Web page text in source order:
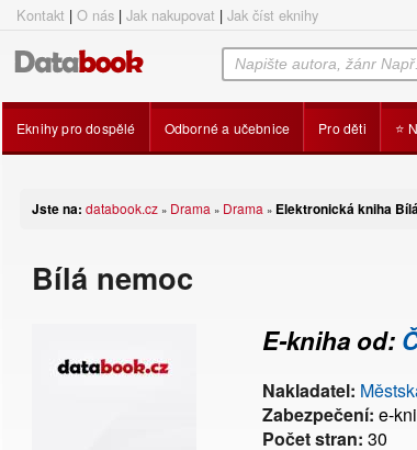
Kontakt | O nás | Jak nakupovat | Jak číst eknihy
Eknihy pro dospělé Odborné a učebnice Pro děti ⭐
Jste na: databook.cz » Drama » Drama » Elektronická kniha
Bílá nemoc
E-kniha od:
Nakladatel:
Zabezpečení: e-
Počet stran: 30